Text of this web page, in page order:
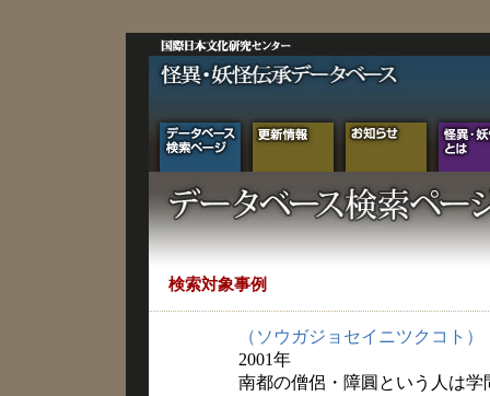
検索対象事例
（ソウガジョセイニツクコト）
2001年
南都の僧侶・障圓という人は